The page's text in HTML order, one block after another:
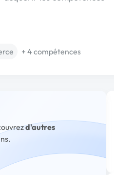
+ 4 compétences
d'autres